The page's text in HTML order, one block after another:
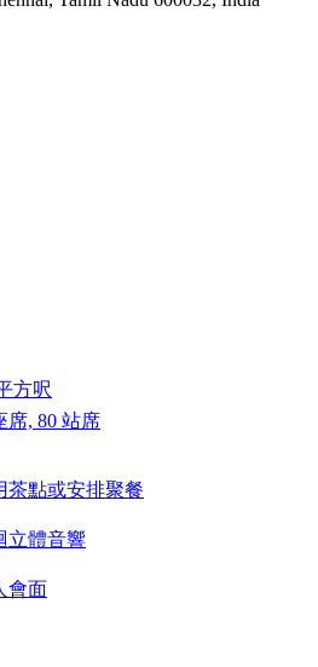
方呎
席, 80 站席
茶點或安排聚餐
立體音響
會面